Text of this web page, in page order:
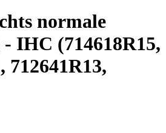
normale
IHC (714618R15,
712641R13,